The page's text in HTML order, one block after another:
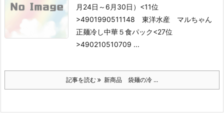
月24日～6月30日） <11位
>4901990511148 東洋水産 マルちゃん
正麺冷し中華５食パック<27位
>490210510709 ...
記事を読む 新商品 袋麺の冷 ...